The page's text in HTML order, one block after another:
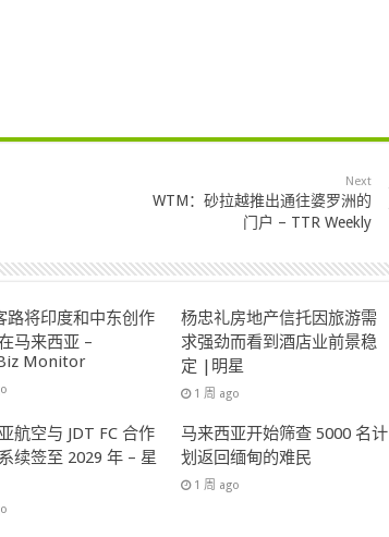
Next
WTM：砂拉越推出通往婆罗洲的
门户 – TTR Weekly
路将印度和中东创作
马来西亚 –
Monitor
杨忠礼房地产信托因旅游需
求强劲而看到酒店业前景稳
定 |明星
1 周 ago
航空与 JDT FC 合作
续签至 2029 年 – 星
马来西亚开始筛查 5000 名计
划返回缅甸的难民
1 周 ago